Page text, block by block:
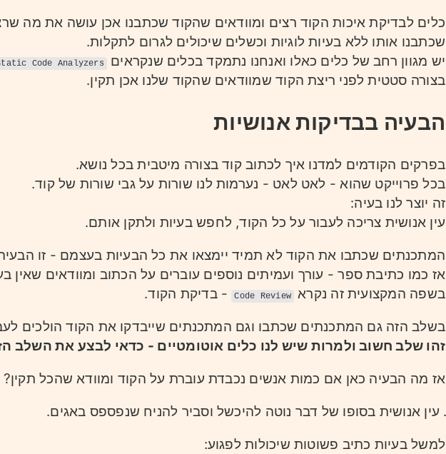
כלים לבדיקת איכות הקוד רצים ומוודאים שהקוד שכתבנו אכן עושה את מה
שכתבנו אותו ללא בעיות לוגיות וכשלים שיכולים לגרום לתקלות.
יש מגוון רחב של כלים כאלו ואנחנו נתמקד בכלים שנקראים Code Analyzers
בצורה סטטית לפני ריצת הקוד שמוודאים שהקוד שלנו אכן תקין.
הבעיה בבדיקות אנושיות
בפרקים הקודמים למדנו איך לכתוב קוד בצורה מיטבית בכל נושא.
בכל פרוייקט שהוא - לאט לאט - נערמות לנו שורות על גבי שורות של קוד.
זה יוצר לנו בעיה:
עין אנושית צריכה לעבור על כל הקוד, לחפש בעיות ולתקן אותם.
המתכנתים שכתבו את הקוד לא תמיד יימצאו את כל הבעיות בעצמם - זו
אז כמו כתיבת ספר - עורך ועמיתים נוספים עוברים על הכתוב ומוודאים שאין
בשפה המקצועית זה נקרא Code Review - בדיקת הקוד.
בשלב הזה גם המתכנתים שכתבו וגם המתכנתים שייבדקו את הקוד הולכים
זהו שלב חשוב ולמרות שיש לנו כלים אוטומטיים - כדאי לבצע את השלב
אז מה הבעיה כאן אם כמות אנשים נכבדת עוברת על הקוד ומוודא שהכל תקין?
עין אנושית בסופו של דבר נוטה להיכשל וסביר להניח שנפספס באגים.
למשל בעיות כתיב פשוטות שיכולות לפגוע: